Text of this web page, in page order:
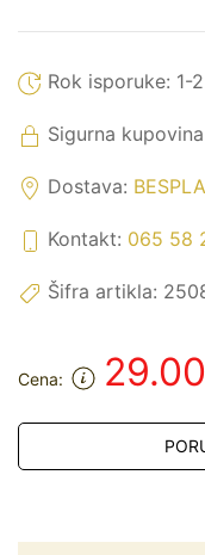
Rok isporuke: 1-
Sigurna
Dostava:
Kontakt: 065 58
Šifra artikla:
Cena: 29.00